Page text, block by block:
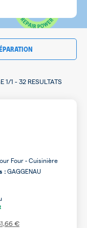
1/1 -32 RESULTATS
Four - Cuisinière
: GAGGENAU
€